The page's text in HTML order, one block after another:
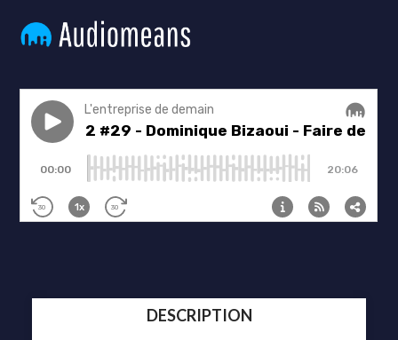
DESCRIPTION